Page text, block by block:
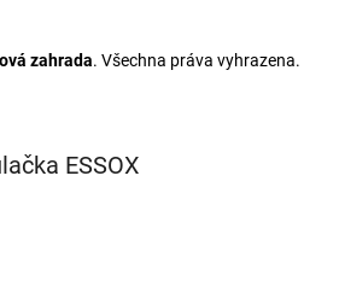
zahrada. Všechna práva vyhrazena.
ESSOX